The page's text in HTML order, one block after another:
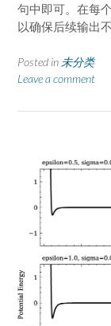
句中即可。在每
以确保后续输出
Posted in 未分类
Leave a comment